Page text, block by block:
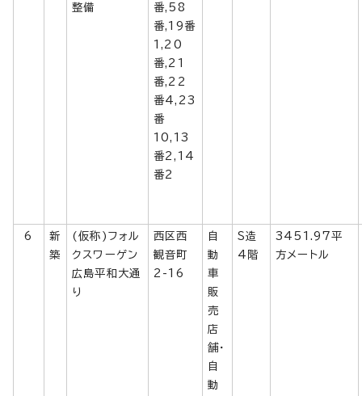
整備
番,58
番,19番
1,20
番,21
番,22
番4,23
番
10,13
番2,14
番2
6
新
築
(仮称)フォル
クスワーゲン
広島平和大通
り
西区西
観音町
2-16
自
動
車
販
売
店
舗・
自
動
S造
4階
3451.97平
方メートル